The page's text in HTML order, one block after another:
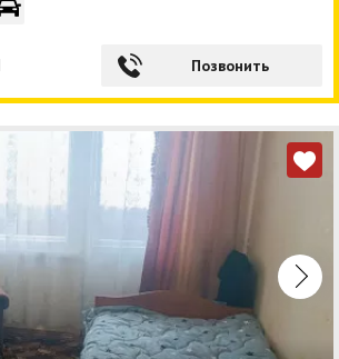
Позвонить